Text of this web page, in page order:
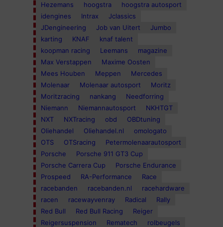
Hezemans
hoogstra
hoogstra autosport
idengines
Intrax
Jclassics
JDengineering
Job van Uitert
Jumbo
karting
KNAF
knaf talent
koopman racing
Leemans
magazine
Max Verstappen
Maxime Oosten
Mees Houben
Meppen
Mercedes
Molenaar
Molenaar autosport
Moritz
Moritzracing
nankang
Needforring
Niemann
Niemannautosport
NKHTGT
NXT
NXTracing obd
OBDtuning
Oliehandel
Oliehandel.nl
omologato
OTS
OTSracing
Petermolenaarautosport
Porsche
Porsche 911 GT3 Cup
Porsche Carrera Cup
Porsche Endurance
Prospeed
RA-Performance
Race
racebanden
racebanden.nl
racehardware
racen
racewayvenray Radical
Rally
Red Bull
Red Bull Racing
Reiger
Reigersuspension
Rematech rolbeugels